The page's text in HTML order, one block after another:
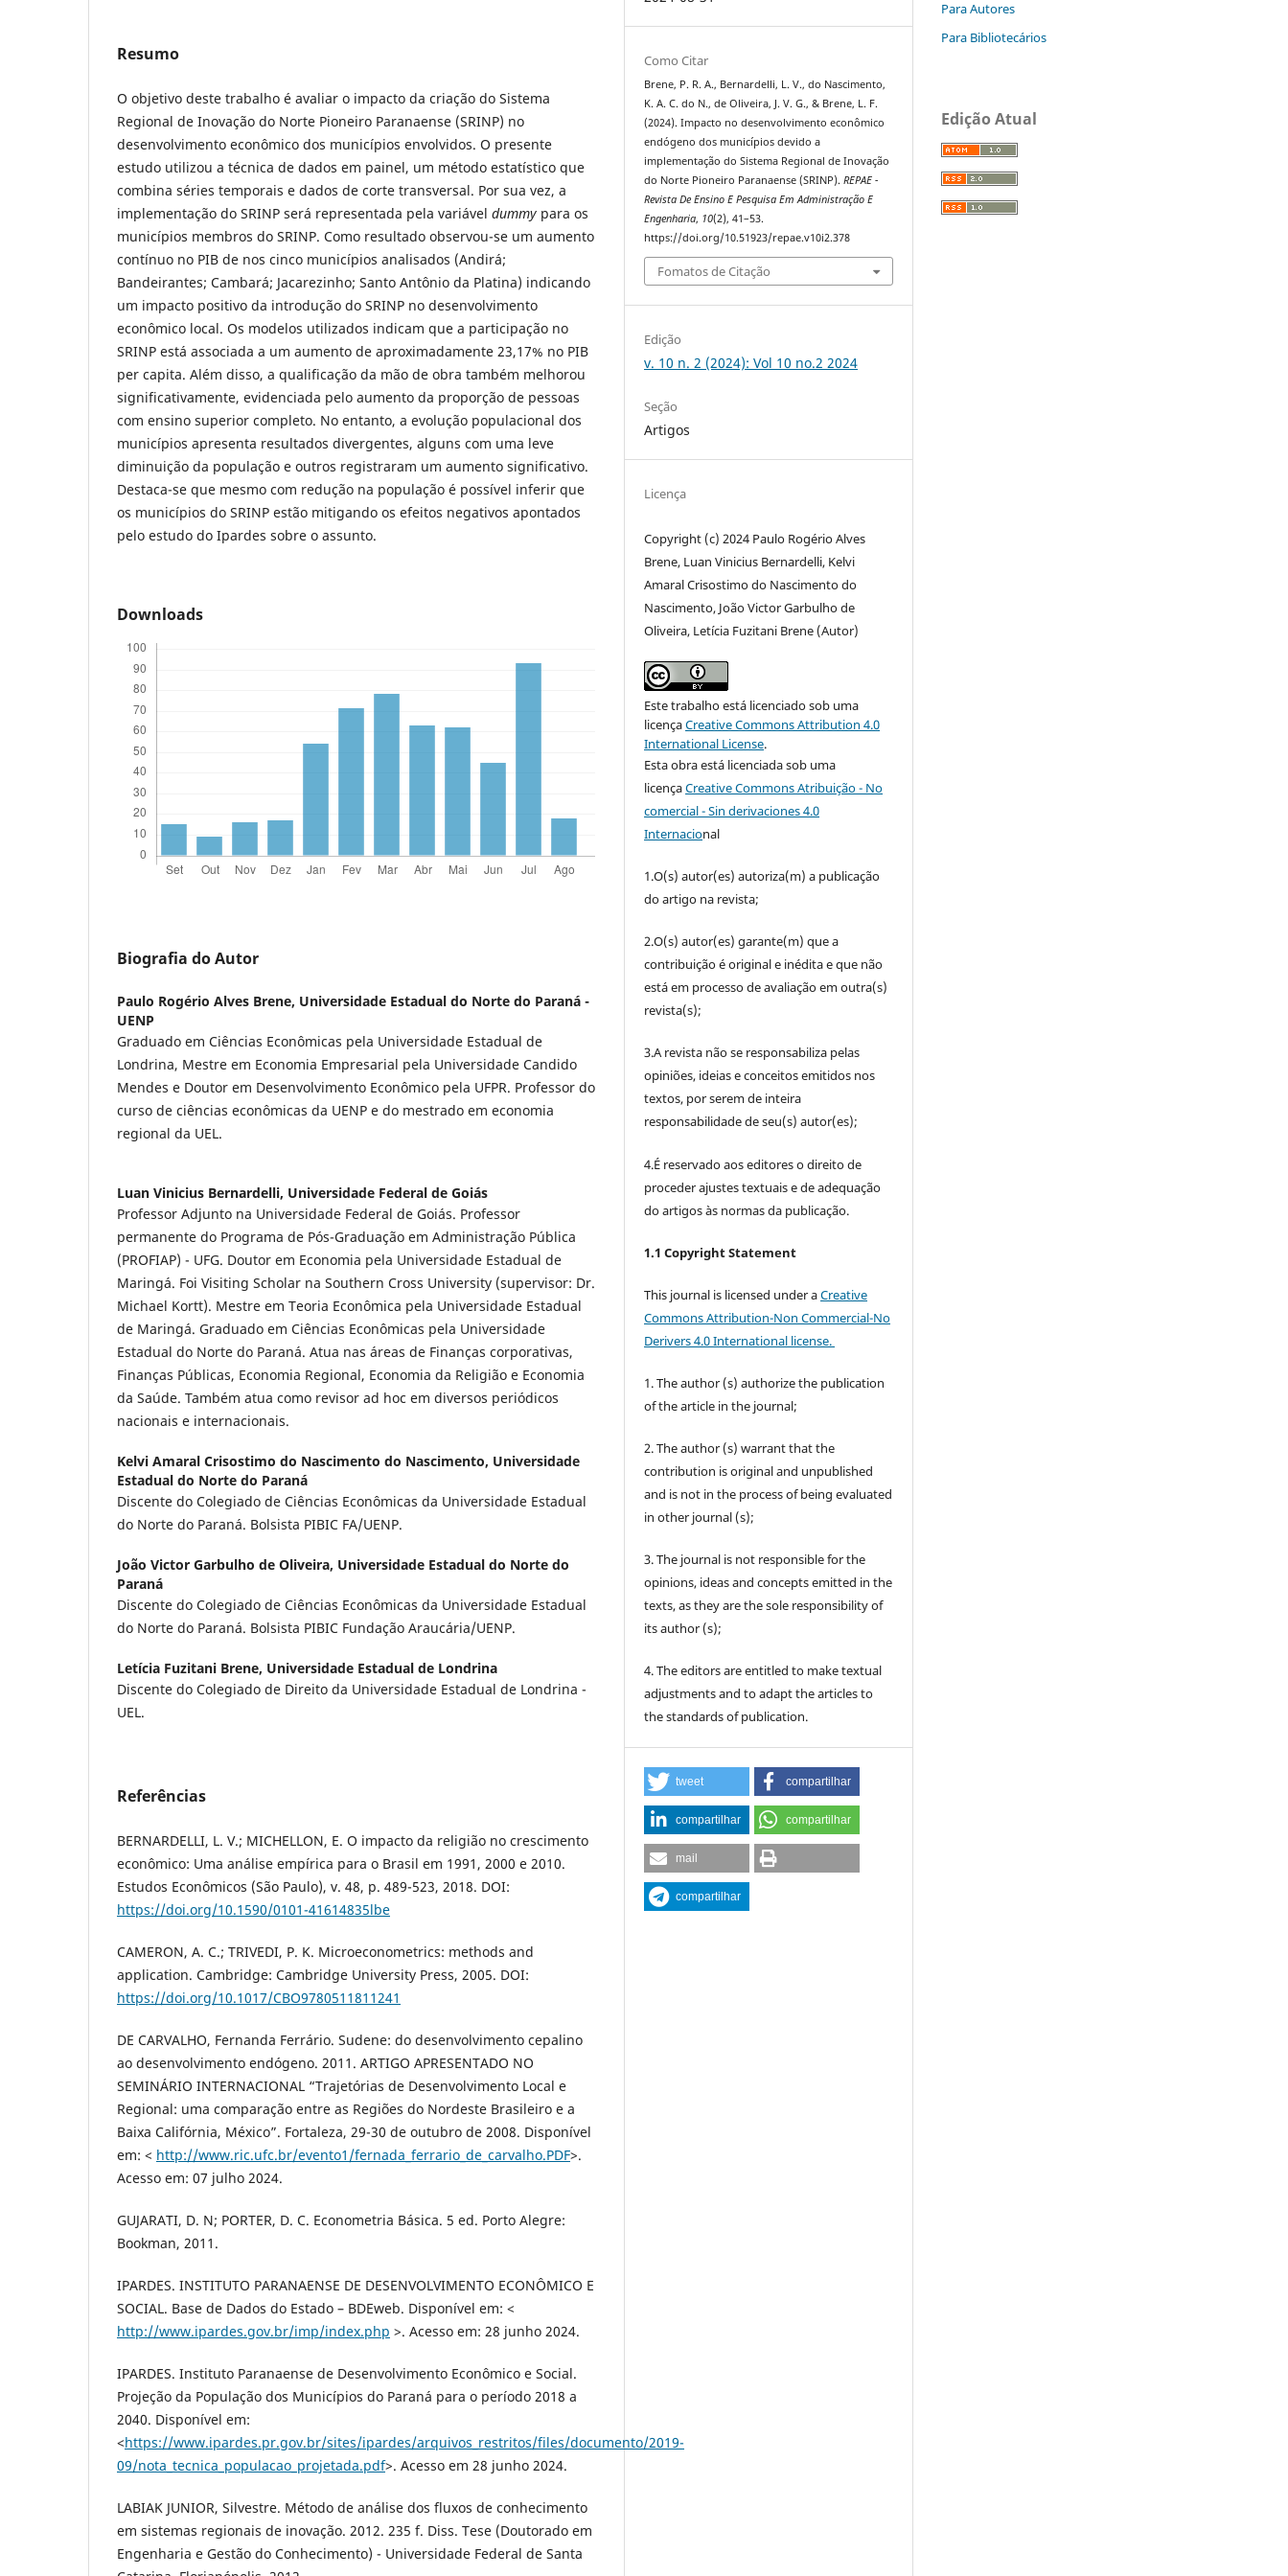
Resumo
O objetivo deste trabalho é avaliar o impacto da criação do Sistema
Regional de Inovação do Norte Pioneiro Paranaense (SRINP) no
desenvolvimento econômico dos municípios envolvidos. O presente
estudo utilizou a técnica de dados em painel, um método estatístico que
combina séries temporais e dados de corte transversal. Por sua vez, a
implementação do SRINP será representada pela variável dummy para os
municípios membros do SRINP. Como resultado observou-se um aumento
contínuo no PIB de nos cinco municípios analisados (Andirá;
Bandeirantes; Cambará; Jacarezinho; Santo Antônio da Platina) indicando
um impacto positivo da introdução do SRINP no desenvolvimento
econômico local. Os modelos utilizados indicam que a participação no
SRINP está associada a um aumento de aproximadamente 23,17% no PIB
per capita. Além disso, a qualificação da mão de obra também melhorou
significativamente, evidenciada pelo aumento da proporção de pessoas
com ensino superior completo. No entanto, a evolução populacional dos
municípios apresenta resultados divergentes, alguns com uma leve
diminuição da população e outros registraram um aumento significativo.
Destaca-se que mesmo com redução na população é possível inferir que
os municípios do SRINP estão mitigando os efeitos negativos apontados
pelo estudo do Ipardes sobre o assunto.
Downloads
Biografia do Autor
Paulo Rogério Alves Brene, Universidade Estadual do Norte do Paraná -
UENP
Graduado em Ciências Econômicas pela Universidade Estadual de
Londrina, Mestre em Economia Empresarial pela Universidade Candido
Mendes e Doutor em Desenvolvimento Econômico pela UFPR. Professor do
curso de ciências econômicas da UENP e do mestrado em economia
regional da UEL.
Luan Vinicius Bernardelli, Universidade Federal de Goiás
Professor Adjunto na Universidade Federal de Goiás. Professor
permanente do Programa de Pós-Graduação em Administração Pública
(PROFIAP) - UFG. Doutor em Economia pela Universidade Estadual de
Maringá. Foi Visiting Scholar na Southern Cross University (supervisor: Dr.
Michael Kortt). Mestre em Teoria Econômica pela Universidade Estadual
de Maringá. Graduado em Ciências Econômicas pela Universidade
Estadual do Norte do Paraná. Atua nas áreas de Finanças corporativas,
Finanças Públicas, Economia Regional, Economia da Religião e Economia
da Saúde. Também atua como revisor ad hoc em diversos periódicos
nacionais e internacionais.
Kelvi Amaral Crisostimo do Nascimento do Nascimento, Universidade
Estadual do Norte do Paraná
Discente do Colegiado de Ciências Econômicas da Universidade Estadual
do Norte do Paraná. Bolsista PIBIC FA/UENP.
João Victor Garbulho de Oliveira, Universidade Estadual do Norte do
Paraná
Discente do Colegiado de Ciências Econômicas da Universidade Estadual
do Norte do Paraná. Bolsista PIBIC Fundação Araucária/UENP.
Letícia Fuzitani Brene, Universidade Estadual de Londrina
Discente do Colegiado de Direito da Universidade Estadual de Londrina -
UEL.
Referências
BERNARDELLI, L. V.; MICHELLON, E. O impacto da religião no crescimento
econômico: Uma análise empírica para o Brasil em 1991, 2000 e 2010.
Estudos Econômicos (São Paulo), v. 48, p. 489-523, 2018. DOI:
https://doi.org/10.1590/0101-41614835lbe
CAMERON, A. C.; TRIVEDI, P. K. Microeconometrics: methods and
application. Cambridge: Cambridge University Press, 2005. DOI:
https://doi.org/10.1017/CBO9780511811241
DE CARVALHO, Fernanda Ferrário. Sudene: do desenvolvimento cepalino
ao desenvolvimento endógeno. 2011. ARTIGO APRESENTADO NO
SEMINÁRIO INTERNACIONAL “Trajetórias de Desenvolvimento Local e
Regional: uma comparação entre as Regiões do Nordeste Brasileiro e a
Baixa Califórnia, México”. Fortaleza, 29-30 de outubro de 2008. Disponível
em: < http://www.ric.ufc.br/evento1/fernada_ferrario_de_carvalho.PDF>.
Acesso em: 07 julho 2024.
GUJARATI, D. N; PORTER, D. C. Econometria Básica. 5 ed. Porto Alegre:
Bookman, 2011.
IPARDES. INSTITUTO PARANAENSE DE DESENVOLVIMENTO ECONÔMICO E
SOCIAL. Base de Dados do Estado – BDEweb. Disponível em: <
http://www.ipardes.gov.br/imp/index.php >. Acesso em: 28 junho 2024.
IPARDES. Instituto Paranaense de Desenvolvimento Econômico e Social.
Projeção da População dos Municípios do Paraná para o período 2018 a
2040. Disponível em:
<https://www.ipardes.pr.gov.br/sites/ipardes/arquivos_restritos/files/documento/2019-
09/nota_tecnica_populacao_projetada.pdf>. Acesso em 28 junho 2024.
LABIAK JUNIOR, Silvestre. Método de análise dos fluxos de conhecimento
em sistemas regionais de inovação. 2012. 235 f. Diss. Tese (Doutorado em
Engenharia e Gestão do Conhecimento) - Universidade Federal de Santa
Como Citar
Brene, P. R. A., Bernardelli, L. V., do Nascimento,
K. A. C. do N., de Oliveira, J. V. G., & Brene, L. F.
(2024). Impacto no desenvolvimento econômico
endógeno dos municípios devido a
implementação do Sistema Regional de Inovação
do Norte Pioneiro Paranaense (SRINP).REPAE -
Revista De Ensino E Pesquisa Em Administração E
Engenharia, 10(2), 41–53.
https://doi.org/10.51923/repae.v10i2.378
Fomatos de Citação
Edição
v. 10 n. 2 (2024): Vol 10 no.2 2024
Seção
Artigos
Licença
Copyright (c) 2024 Paulo Rogério Alves
Brene, Luan Vinicius Bernardelli, Kelvi
Amaral Crisostimo do Nascimento do
Nascimento, João Victor Garbulho de
Oliveira, Letícia Fuzitani Brene (Autor)
Este trabalho está licenciado sob uma
licençaCreative Commons Attribution 4.0
International License.
Esta obra está licenciada sob uma
licençaCreative Commons Atribuição - No
comercial - Sin derivaciones 4.0
Internacional
1.O(s) autor(es) autoriza(m) a publicação
do artigo na revista;
2.O(s) autor(es) garante(m) que a
contribuição é original e inédita e que não
está em processo de avaliação em outra(s)
revista(s);
3.A revista não se responsabiliza pelas
opiniões, ideias e conceitos emitidos nos
textos, por serem de inteira
responsabilidade de seu(s) autor(es);
4.É reservado aos editores o direito de
proceder ajustes textuais e de adequação
do artigos às normas da publicação.
1.1 Copyright Statement
This journal is licensed under aCreative
Commons Attribution-Non Commercial-No
Derivers 4.0 International license.
1. The author (s) authorize the publication
of the article in the journal;
2. The author (s) warrant that the
contribution is original and unpublished
and is not in the process of being evaluated
in other journal (s);
3. The journal is not responsible for the
opinions, ideas and concepts emitted in the
texts, as they are the sole responsibility of
its author (s);
4. The editors are entitled to make textual
adjustments and to adapt the articles to
the standards of publication.
tweet compartilhar
compartilhar compartilhar
mail
compartilhar
Para Autores
Para Bibliotecários
Edição Atual